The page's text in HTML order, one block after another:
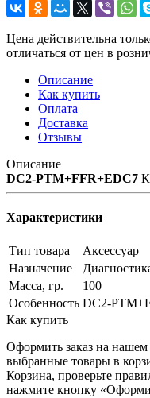
Цена действительна
отличаться от цен в
Описание
Как купить
Оплата
Доставка
Отзывы
Описание
DC2-PTM+FFR+EDC7
Характеристики
Тип товара
Аксессуар
Назначение
Масса, гр.
100
Особенность DC2-
Как купить
Оформить заказ на нашем
выбранные товары в
Корзина, проверьте
нажмите кнопку